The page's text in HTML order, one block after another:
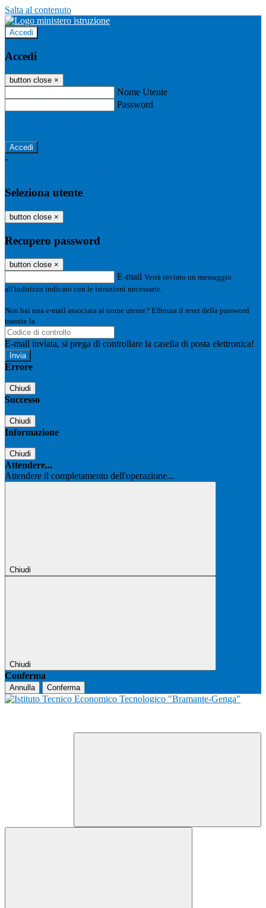
Salta al contenuto
Accedi
Accedi
button close ×
Nome Utente
Password
-
Seleziona utente
button close ×
Recupero password
button close ×
E-mail Verrà inviato un messaggio
all'indirizzo indicato con le istruzioni necessarie.
Non hai una e-mail associata al nome utente? Effettua il reset della password
tramite la
E-mail inviata, si prega di controllare la casella di posta elettronica!
Errore
Chiudi
Successo
Chiudi
Informazione
Chiudi
Attendere...
Attendere il completamento dell'operazione...
Chiudi
Chiudi
Conferma
Annulla Conferma